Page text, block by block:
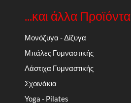
...και άλλα Προϊόντα
Μονόζυγα - Δίζυγα
Μπάλες Γυμναστικής
Λάστιχα Γυμναστικής
Σχοινάκια
Yoga - Pilates